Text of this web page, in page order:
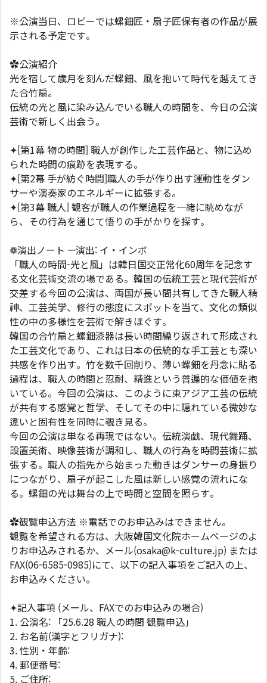
※公演当日、ロビーでは螺鈿匠・扇子匠保有者の作品が展
示される予定です。
✿公演紹介
光を宿して歳月を刻んだ螺鈿、風を抱いて時代を越えてき
た合竹扇。
伝統の光と風に染み込んでいる職人の時間を、今日の公演
芸術で新しく出会う。
✦[第1幕 物の時間] 職人が創作した工芸作品と、物に込め
られた時間の痕跡を表現する。
✦[第2幕 手が紡ぐ時間]職人の手が作り出す運動性をダン
サーや演奏家のエネルギーに拡張する。
✦[第3幕 職人] 観客が職人の作業過程を一緒に眺めなが
ら、その行為を通じて悟りの手がかりを探す。
❁演出ノート —演出: イ・インボ
「職人の時間-光と風」は韓日国交正常化60周年を記念す
る文化芸術交流の場である。韓国の伝統工芸と現代芸術が
交差する今回の公演は、両国が長い間共有してきた職人精
神、工芸美学、修行の態度にスポットを当て、文化の類似
性の中の多様性を芸術で解きほぐす。
韓国の合竹扇と螺鈿漆器は長い時間繰り返されて形成され
た工芸文化であり、これは日本の伝統的な手工芸とも深い
共感を作り出す。竹を数千回削り、薄い螺鈿を丹念に貼る
過程は、職人の時間と忍耐、精進という普遍的な価値を抱
いている。今回の公演は、このように東アジア工芸の伝統
が共有する感覚と哲学、そしてその中に隠れている微妙な
違いと固有性を同時に覗き見る。
今回の公演は単なる再現ではない。伝統演戯、現代舞踊、
設置美術、映像芸術が調和し、職人の行為を時間芸術に拡
張する。職人の指先から始まった動きはダンサーの身振り
につながり、扇子が起こした風は新しい感覚の流れにな
る。螺鈿の光は舞台の上で時間と空間を照らす。
✿観覧申込方法 ※電話でのお申込みはできません。
観覧を希望される方は、大阪韓国文化院ホームページのよ
りお申込みされるか、メール(osaka@k-culture.jp) または
FAX(06-6585-0985)にて、以下の記入事項をご記入の上、
お申込みください。
✦記入事項 (メール、FAXでのお申込みの場合)
1. 公演名: 「25.6.28 職人の時間 観覧申込」
2. お名前(漢字とフリガナ):
3. 性別・年齢:
4. 郵便番号:
5. ご住所: